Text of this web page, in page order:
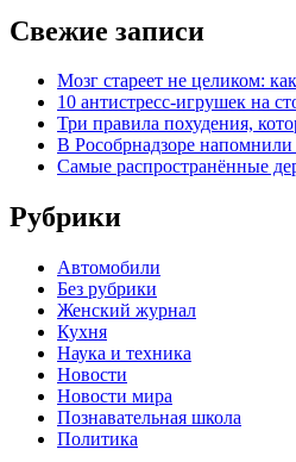
Свежие записи
Мозг стареет не целиком:
10 антистресс-игрушек на
Три правила похудения,
В Рособрнадзоре
Самые распространённые
Рубрики
Автомобили
Без рубрики
Женский журнал
Кухня
Наука и техника
Новости
Новости мира
Познавательная школа
Политика